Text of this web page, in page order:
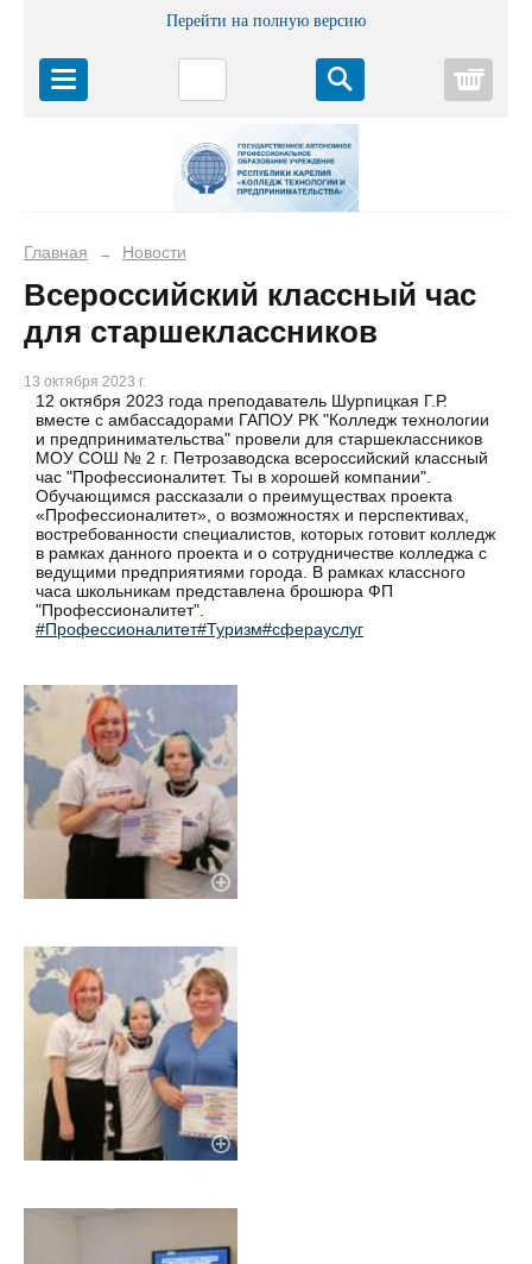
Перейти на полную версию
Главная → Новости
Всероссийский классный час
для старшеклассников
13 октября 2023 г.
12 октября 2023 года преподаватель Шурпицкая Г.Р.
вместе с амбассадорами ГАПОУ РК "Колледж технологии
и предпринимательства" провели для старшеклассников
МОУ СОШ № 2 г. Петрозаводска всероссийский классный
час "Профессионалитет. Ты в хорошей компании".
Обучающимся рассказали о преимуществах проекта
«Профессионалитет», о возможностях и перспективах,
востребованности специалистов, которых готовит колледж
в рамках данного проекта и о сотрудничестве колледжа с
ведущими предприятиями города. В рамках классного
часа школьникам представлена брошюра ФП
"Профессионалитет".
#Профессионалитет#Туризм#сферауслуг